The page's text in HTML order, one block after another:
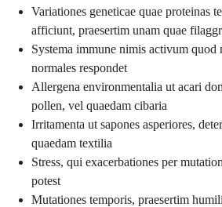
Variationes geneticae quae proteinas
afficiunt, praesertim unam quae
Systema immune nimis activum
normales respondet
Allergena environmentalia ut acari
pollen, vel quaedam cibaria
Irritamenta ut sapones asperiores,
quaedam textilia
Stress, qui exacerbationes per
potest
Mutationes temporis, praesertim